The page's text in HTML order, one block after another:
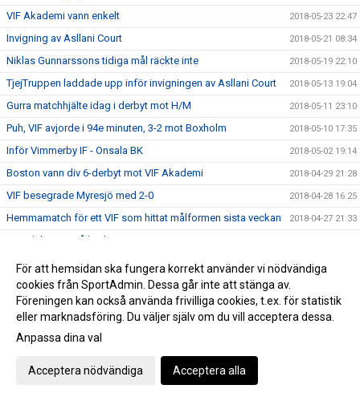
VIF Akademi vann enkelt 2018-05-23 22:47
Invigning av Asllani Court 2018-05-21 08:34
Niklas Gunnarssons tidiga mål räckte inte 2018-05-19 22:10
TjejTruppen laddade upp inför invigningen av Asllani Court 2018-05-13 19:04
Gurra matchhjälte idag i derbyt mot H/M 2018-05-11 23:10
Puh, VIF avjorde i 94e minuten, 3-2 mot Boxholm 2018-05-10 17:35
Inför Vimmerby IF - Onsala BK 2018-05-02 19:14
Boston vann div 6-derbyt mot VIF Akademi 2018-04-29 21:28
VIF besegrade Myresjö med 2-0 2018-04-28 16:25
Hemmamatch för ett VIF som hittat målformen sista veckan 2018-04-27 21:33
Bergdalens IK på lördag!
Öppettider på kansliet Valborg och 1:a maj 2018-04-26 14:47
Historisk seger för Akademilaget 2018-04-22 22:23
Herr vände ett 1-0 underläge till storseger 1-6 2018-04-21 19:53
uddamålförlust
Landslagets Fotbollsskola 2018
Dam C gjorde ett rappt intryck ikväll
För att hemsidan ska fungera korrekt använder vi nödvändiga
cookies från SportAdmin. Dessa går inte att stänga av.
Föreningen kan också använda frivilliga cookies, t.ex. för statistik
eller marknadsföring. Du väljer själv om du vill acceptera dessa.
Anpassa dina val
Acceptera nödvändiga Acceptera alla